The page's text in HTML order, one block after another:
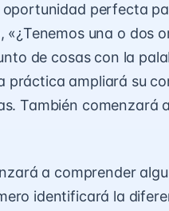
oportunidad perfecta
una o dos
de cosas con la
práctica ampliará su
También comenzará
a comprender
identificará la